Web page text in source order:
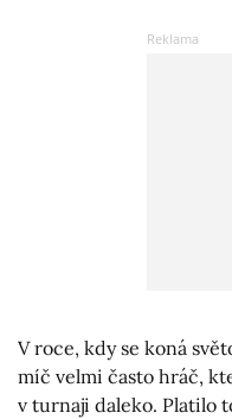
V roce, kdy se koná
míč velmi často hráč,
v turnaji daleko. Platilo